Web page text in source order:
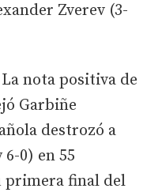
Zverev (3-
nota positiva de
Garbiñe
destrozó a
0) en 55
primera final del